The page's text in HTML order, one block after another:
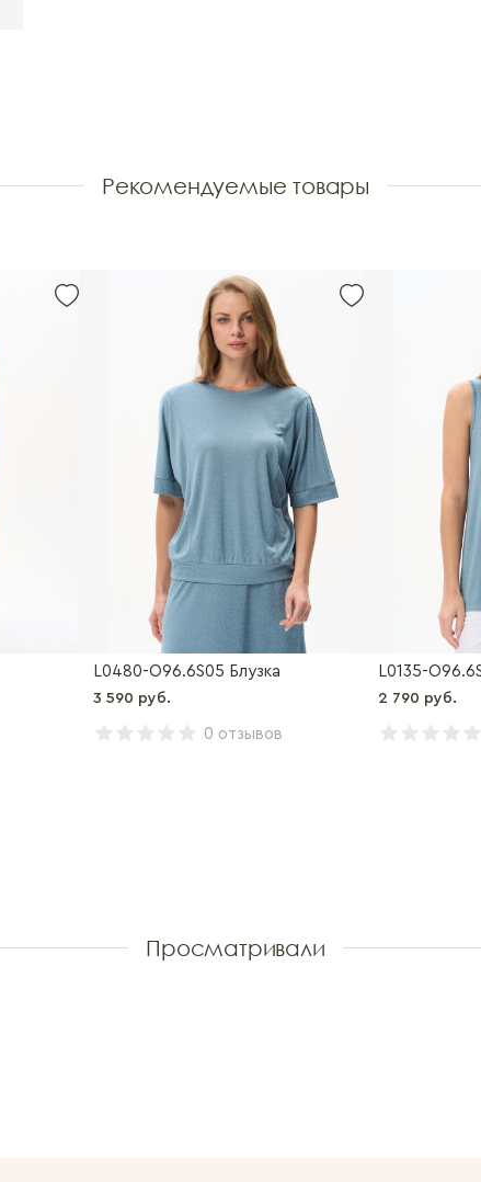
Рекомендуемые товары
L0480-O96.6S05 Блузка
3 590 руб.
0 отзывов
L0135-
2 790 руб.
Просматривали